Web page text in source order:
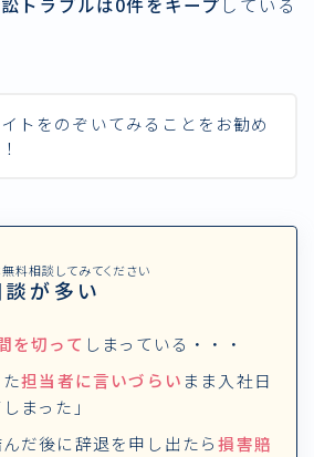
トをのぞいてみることをお勧め
料相談してみてください
談が多い
を切って しまっている・・・
た担当者に言いづらい まま入社日
まった」
んだ後に辞退を申し出たら損害賠